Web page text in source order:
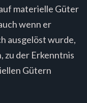
materielle Güter
wenn er
ausgelöst wurde,
zu der Erkenntnis
Gütern